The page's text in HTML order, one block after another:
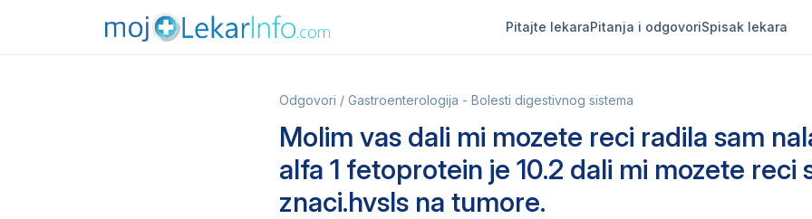
Pitajte lekaraPitanja i odgovoriSpisak lekara
Odgovori / Gastroenterologija - Bolesti digestivnog sistema
Molim vas dali mi mozete reci radila sam
alfa 1 fetoprotein je 10.2 dali mi mozete reci
znaci.hvsls na tumore.